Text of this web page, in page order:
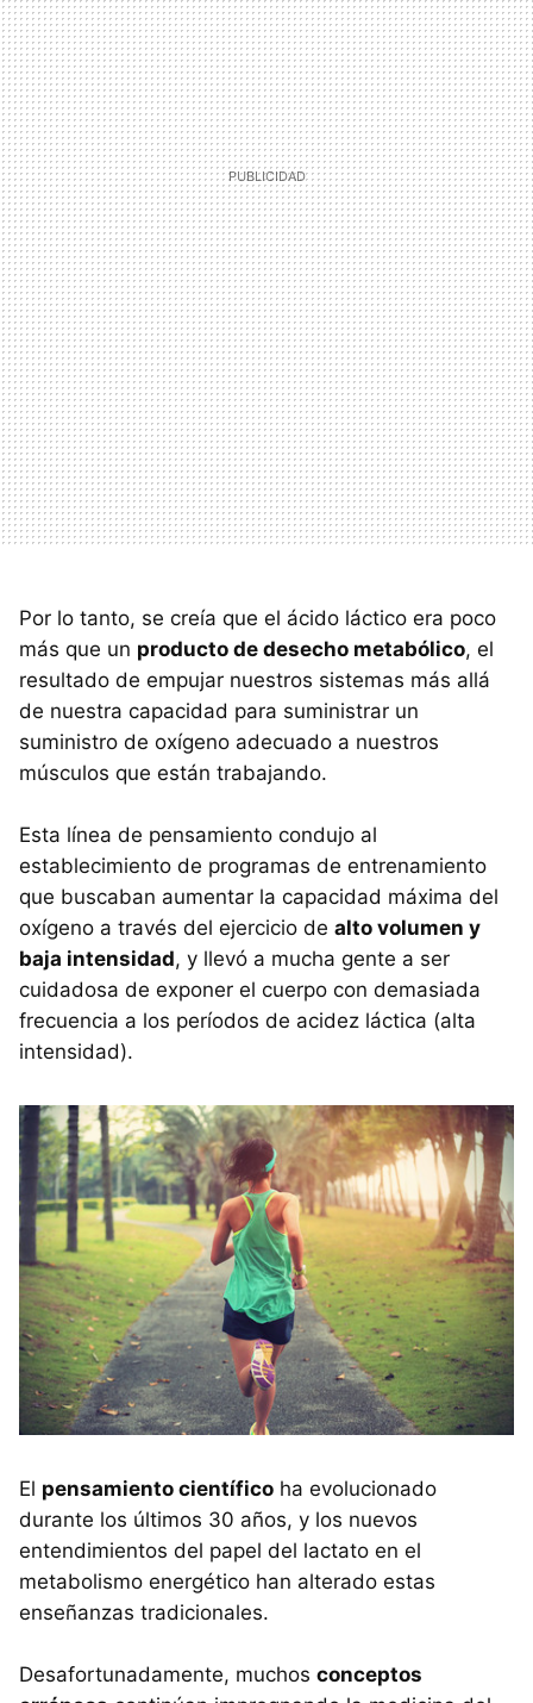
Por lo tanto, se creía que el ácido láctico era poco
más que un producto de desecho metabólico, el
resultado de empujar nuestros sistemas más allá
de nuestra capacidad para suministrar un
suministro de oxígeno adecuado a nuestros
músculos que están trabajando.
Esta línea de pensamiento condujo al
establecimiento de programas de entrenamiento
que buscaban aumentar la capacidad máxima del
oxígeno a través del ejercicio de alto volumen y
baja intensidad, y llevó a mucha gente a ser
cuidadosa de exponer el cuerpo con demasiada
frecuencia a los períodos de acidez láctica (alta
intensidad).
El pensamiento científico ha evolucionado
durante los últimos 30 años, y los nuevos
entendimientos del papel del lactato en el
metabolismo energético han alterado estas
enseñanzas tradicionales.
Desafortunadamente, muchos conceptos